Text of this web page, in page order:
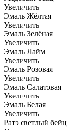
Увеличить
Эмаль Жёлтая
Увеличить
Эмаль Зелёная
Увеличить
Эмаль Лайм
Увеличить
Эмаль Розовая
Увеличить
Эмаль Салатовая
Увеличить
Эмаль Белая
Увеличить
Ратэ светлый бейц